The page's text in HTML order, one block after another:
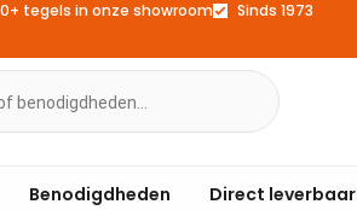
tegels in onze showroom Sinds 1973
Benodigdheden Direct leverbaar